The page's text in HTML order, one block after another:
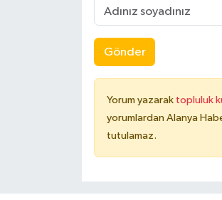
Gönder
Yorum yazarak topluluk
yorumlardan Alanya
tutulamaz.